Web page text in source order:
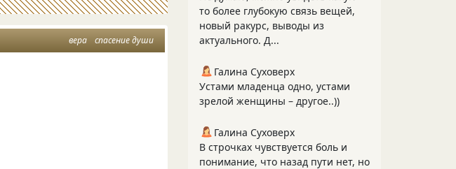
вера спасение души
то более глубокую связь вещей,
новый ракурс, выводы из
актуального. Д...
Галина Суховерх
Устами младенца одно, устами
зрелой женщины – другое..))
Галина Суховерх
В строчках чувствуется боль и
понимание, что назад пути нет, но